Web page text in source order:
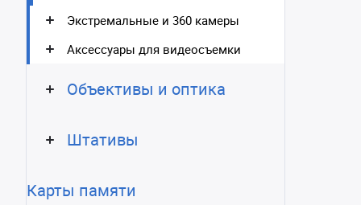
Экстремальные и 360 камеры
Аксессуары для видеосъемки
Объективы и оптика
Штативы
Карты памяти